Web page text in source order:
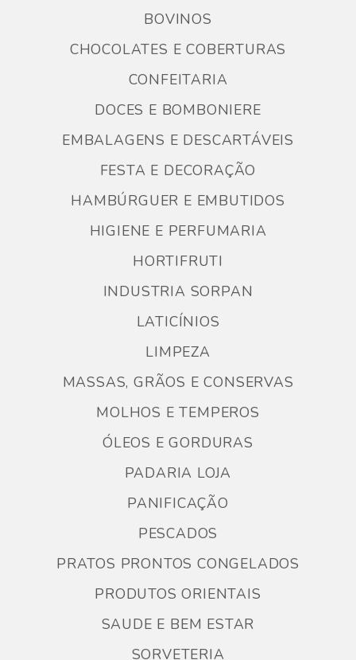
BOVINOS
CHOCOLATES E COBERTURAS
CONFEITARIA
DOCES E BOMBONIERE
EMBALAGENS E DESCARTÁVEIS
FESTA E DECORAÇÃO
HAMBÚRGUER E EMBUTIDOS
HIGIENE E PERFUMARIA
HORTIFRUTI
INDUSTRIA SORPAN
LATICÍNIOS
LIMPEZA
MASSAS, GRÃOS E CONSERVAS
MOLHOS E TEMPEROS
ÓLEOS E GORDURAS
PADARIA LOJA
PANIFICAÇÃO
PESCADOS
PRATOS PRONTOS CONGELADOS
PRODUTOS ORIENTAIS
SAUDE E BEM ESTAR
SORVETERIA